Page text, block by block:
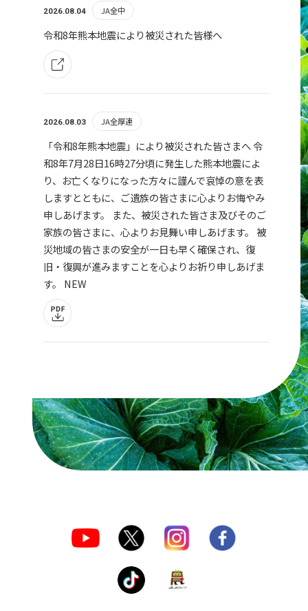
2026.08.04 JA全中
令和8年熊本地震により被災された皆様へ
2026.08.03 JA全厚連
「令和8年熊本地震」により被災された皆さまへ 令
和8年7月28日16時27分頃に発生した熊本地震によ
り、お亡くなりになった方々に謹んで哀悼の意を表
しますとともに、ご遺族の皆さまに心よりお悔やみ
申しあげます。 また、被災された皆さま及びそのご
家族の皆さまに、心よりお見舞い申しあげます。 被
災地域の皆さまの安全が一日も早く確保され、復
旧・復興が進みますことを心よりお祈り申しあげま
す。 NEW